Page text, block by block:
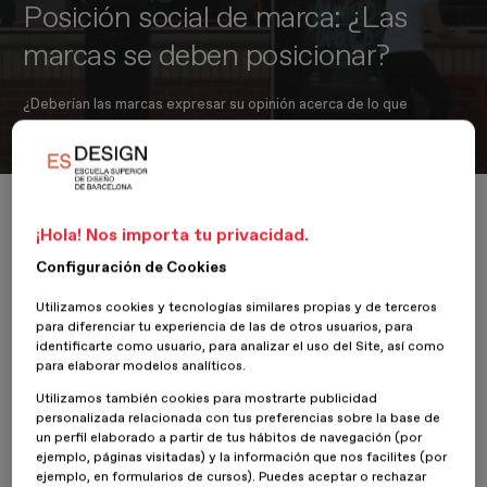
Posición social de marca: ¿Las
marcas se deben posicionar?
¿Deberían las marcas expresar su opinión acerca de lo que
3 Octubre 2017Bernat Sanromà
Las sociedades viven constantemente momentos convulsos.
Reivindicaciones sociales, protestas sobre conductas poco éticas
de algunas corporaciones, movilizaciones para hacer cambiar la
actitud de gobiernos en algunos temas… En todas partes vemos
cómo la gente se expresa, sale a la calle y se moviliza. Éste es el
pulso real de la sociedad, grupos de ciudadanos organizados y
¡Hola! Nos importa tu privacidad.
Configuración de Cookies
Utilizamos cookies y tecnologías similares propias y de terceros
para diferenciar tu experiencia de las de otros usuarios, para
identificarte como usuario, para analizar el uso del Site, así como
para elaborar modelos analíticos.
Utilizamos también cookies para mostrarte publicidad
personalizada relacionada con tus preferencias sobre la base de
un perfil elaborado a partir de tus hábitos de navegación (por
ejemplo, páginas visitadas) y la información que nos facilites (por
ejemplo, en formularios de cursos). Puedes aceptar o rechazar